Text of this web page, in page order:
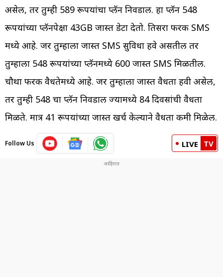
असेल, तर तुम्ही 589 रूपयांचा प्लॅन निवडाल. हा प्लॅन 548
रूपयांच्या प्लॅनपेक्षा 43GB जास्त डेटा देतो. तिसरा फरक SMS
मध्ये आहे. जर तुम्हाला जास्त SMS सुविधा हवे असतील तर
तुम्हाला 548 रूपयांच्या प्लॅनमध्ये 600 जास्त SMS मिळतील.
चौथा फरक वैधतेमध्ये आहे. जर तुम्हाला जास्त वैधता हवी असेल,
तर तुम्ही 548 चा प्लॅन निवडाल ज्यामध्ये 84 दिवसांची वैधता
मिळते. मात्र 41 रूपयांच्या जास्त खर्च केल्याने वैधता कमी मिळेल.
Follow Us LIVE TV